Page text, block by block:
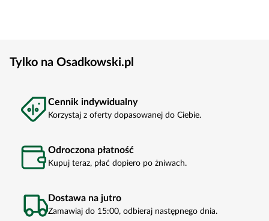
Tylko na Osadkowski.pl
Cennik indywidualny
Korzystaj z oferty dopasowanej do Ciebie.
Odroczona płatność
Kupuj teraz, płać dopiero po żniwach.
Dostawa na jutro
Zamawiaj do 15:00, odbieraj następnego dnia.